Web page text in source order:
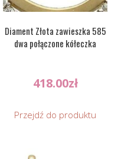
Diament Złota zawieszka 585
dwa połączone kółeczka
418.00zł
Przejdź do produktu